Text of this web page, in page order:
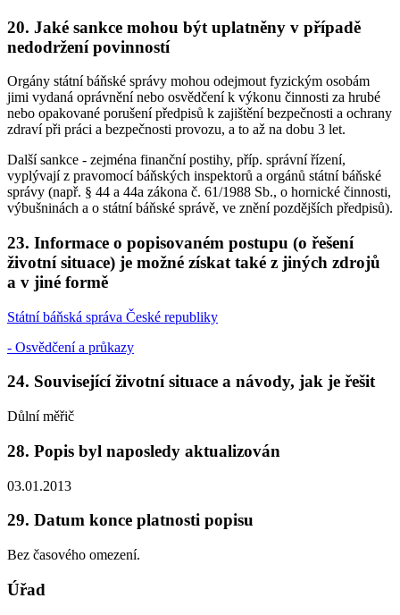
20. Jaké sankce mohou být uplatněny v případě
nedodržení povinností
Orgány státní báňské správy mohou odejmout fyzickým osobám
jimi vydaná oprávnění nebo osvědčení k výkonu činnosti za hrubé
nebo opakované porušení předpisů k zajištění bezpečnosti a ochrany
zdraví při práci a bezpečnosti provozu, a to až na dobu 3 let.
Další sankce - zejména finanční postihy, příp. správní řízení,
vyplývají z pravomocí báňských inspektorů a orgánů státní báňské
správy (např. § 44 a 44a zákona č. 61/1988 Sb., o hornické činnosti,
výbušninách a o státní báňské správě, ve znění pozdějších předpisů).
23. Informace o popisovaném postupu (o řešení
životní situace) je možné získat také z jiných zdrojů
a v jiné formě
Státní báňská správa České republiky
- Osvědčení a průkazy
24. Související životní situace a návody, jak je řešit
Důlní měřič
28. Popis byl naposledy aktualizován
03.01.2013
29. Datum konce platnosti popisu
Bez časového omezení.
Úřad